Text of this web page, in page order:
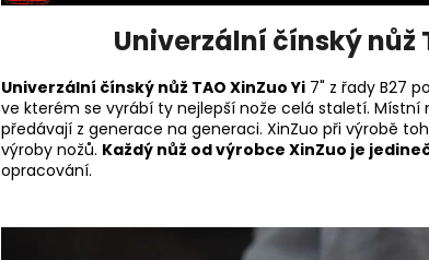
Univerzální čínský nůž
Univerzální čínský nůž TAO XinZuo Yi 7" z řady B27
ve kterém se vyrábí ty nejlepší nože celá staletí.
předávají z generace na generaci. XinZuo při výrobě
výroby nožů. Každý nůž od výrobce XinZuo je
opracování.